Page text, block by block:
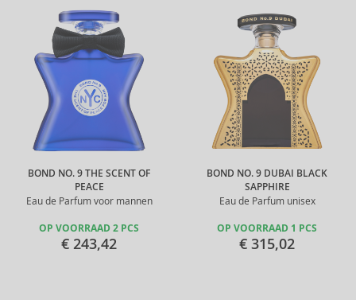
BOND NO. 9 THE SCENT OF
PEACE
Eau de Parfum voor mannen
OP VOORRAAD 2 PCS
€ 243,42
BOND NO. 9 DUBAI BLACK
SAPPHIRE
Eau de Parfum unisex
OP VOORRAAD 1 PCS
€ 315,02